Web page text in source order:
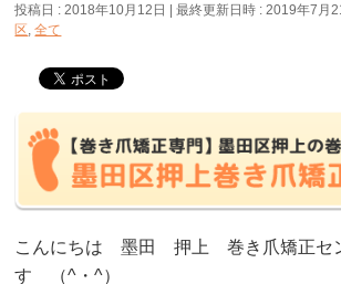
投稿日 : 2018年10月12日 最終更新日時 : 2019年7月
区,全て
こんにちは 墨田 押上 巻き爪矯正セ
す （^・^）